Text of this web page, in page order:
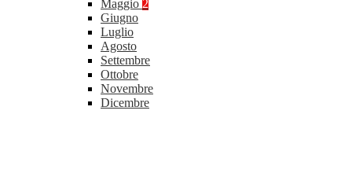
Maggio 2
Giugno
Luglio
Agosto
Settembre
Ottobre
Novembre
Dicembre